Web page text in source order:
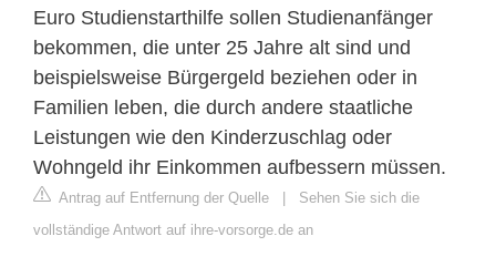
Euro Studienstarthilfe sollen Studienanfänger
bekommen, die unter 25 Jahre alt sind und
beispielsweise Bürgergeld beziehen oder in
Familien leben, die durch andere staatliche
Leistungen wie den Kinderzuschlag oder
Wohngeld ihr Einkommen aufbessern müssen.
Antrag auf Entfernung der Quelle | Sehen Sie sich die
vollständige Antwort auf ihre-vorsorge.de an